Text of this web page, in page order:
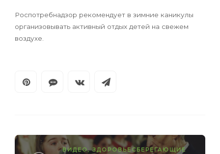
Роспотребнадзор рекомендует в зимние каникулы
организовывать активный отдых детей на свежем
воздухе.
ВИДЕО,ЗДОРОВЬЕСБЕРЕГАЮЩИЕ